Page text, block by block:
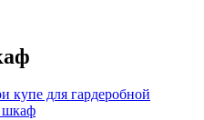
купе для гардеробной
шкаф